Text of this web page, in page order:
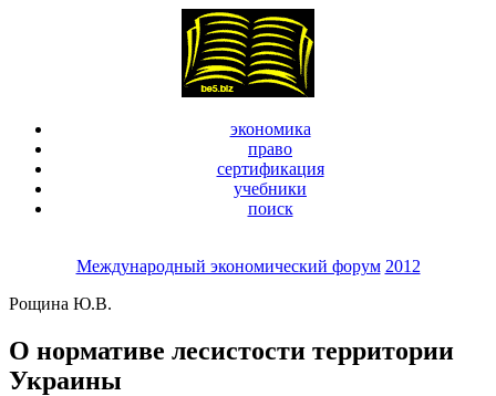
экономика
право
сертификация
учебники
поиск
Международный экономический форум 2012
Рощина Ю.В.
О нормативе лесистости территории
Украины